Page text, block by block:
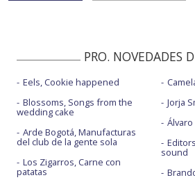
PRO. NOVEDADES
Eels, Cookie happened
Blossoms, Songs from the
wedding cake
Arde Bogotá, Manufacturas
del club de la gente sola
Los Zigarros, Carne con
patatas
Jorja
sound